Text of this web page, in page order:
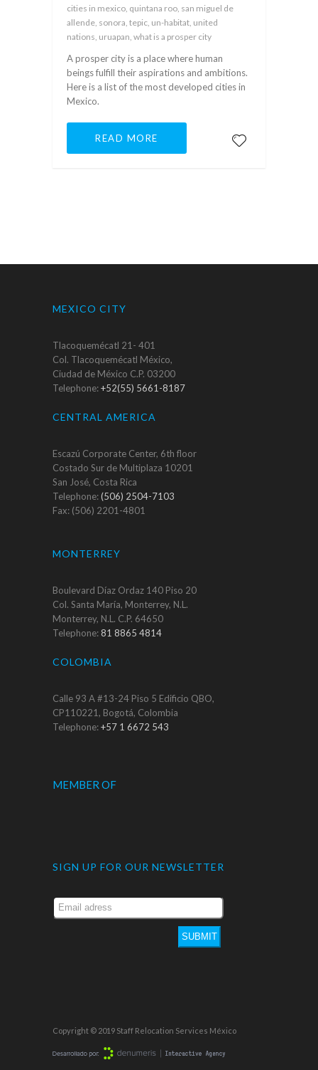
cities in mexico, quintana roo, san miguel de
allende, sonora, tepic, un-habitat, united
nations, uruapan, what is a prosper city
A prosper city is a place where human
beings fulfill their aspirations and ambitions.
Here is a list of the most developed cities in
Mexico.
READ MORE
MEXICO CITY
Tlacoquemécatl 21- 401
Col. Tlacoquemécatl México,
Ciudad de México C.P. 03200
Telephone:+52(55) 5661-8187
CENTRAL AMERICA
Escazú Corporate Center, 6th floor
Costado Sur de Multiplaza 10201
San José, Costa Rica
Telephone:(506) 2504-7103
Fax: (506) 2201-4801
MONTERREY
Boulevard Díaz Ordaz 140 Piso 20
Col. Santa María, Monterrey, N.L.
Monterrey, N.L. C.P. 64650
Telephone:81 8865 4814
COLOMBIA
Calle 93 A #13-24 Piso 5 Edificio QBO,
CP110221, Bogotá, Colombia
Telephone:+57 1 6672 543
MEMBER OF
SIGN UP FOR OUR NEWSLETTER
SUBMIT
Copyright © 2019 Staff Relocation Services México